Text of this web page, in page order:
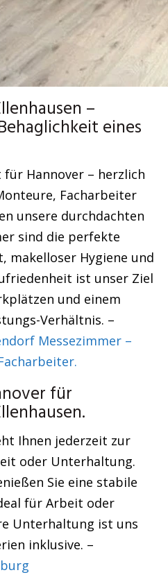
–
eines
Hannover – herzlich
Facharbeiter
unsere durchdachten
sind die perfekte
makelloser Hygiene und
ist unser Ziel
und einem
Verhältnis. –
Messezimmer –
für
Ihnen jederzeit zur
oder Unterhaltung.
Sie eine stabile
für Arbeit oder
Unterhaltung ist uns
inklusive. –